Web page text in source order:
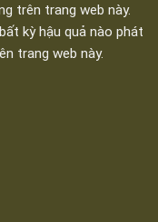
trên trang web này.
kỳ hậu quả nào phát
trang web này.